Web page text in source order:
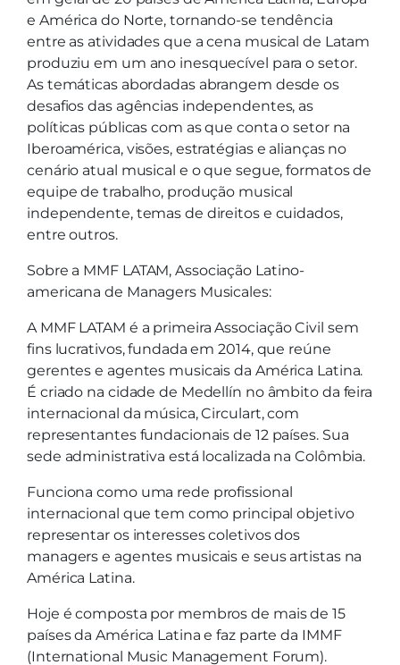
e América do Norte, tornando-se tendência
entre as atividades que a cena musical de Latam
produziu em um ano inesquecível para o setor.
As temáticas abordadas abrangem desde os
desafios das agências independentes, as
políticas públicas com as que conta o setor na
Iberoamérica, visões, estratégias e alianças no
cenário atual musical e o que segue, formatos de
equipe de trabalho, produção musical
independente, temas de direitos e cuidados,
entre outros.
Sobre a MMF LATAM, Associação Latino-
americana de Managers Musicales:
A MMF LATAM é a primeira Associação Civil sem
fins lucrativos, fundada em 2014, que reúne
gerentes e agentes musicais da América Latina.
É criado na cidade de Medellín no âmbito da feira
internacional da música, Circulart, com
representantes fundacionais de 12 países. Sua
sede administrativa está localizada na Colômbia.
Funciona como uma rede profissional
internacional que tem como principal objetivo
representar os interesses coletivos dos
managers e agentes musicais e seus artistas na
América Latina.
Hoje é composta por membros de mais de 15
países da América Latina e faz parte da IMMF
(International Music Management Forum).